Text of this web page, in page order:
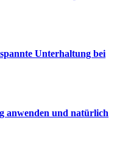
Unterhaltung bei
anwenden und natürlich